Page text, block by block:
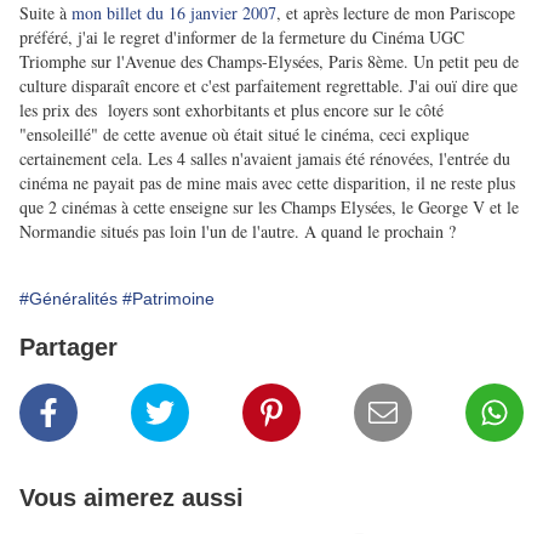
Suite à mon billet du 16 janvier 2007, et après lecture de mon Pariscope
préféré, j'ai le regret d'informer de la fermeture du Cinéma UGC
Triomphe sur l'Avenue des Champs-Elysées, Paris 8ème. Un petit peu de
culture disparaît encore et c'est parfaitement regrettable. J'ai ouï dire que
les prix des loyers sont exhorbitants et plus encore sur le côté
"ensoleillé" de cette avenue où était situé le cinéma, ceci explique
certainement cela. Les 4 salles n'avaient jamais été rénovées, l'entrée du
cinéma ne payait pas de mine mais avec cette disparition, il ne reste plus
que 2 cinémas à cette enseigne sur les Champs Elysées, le George V et le
Normandie situés pas loin l'un de l'autre. A quand le prochain ?
#Généralités #Patrimoine
Partager
Vous aimerez aussi